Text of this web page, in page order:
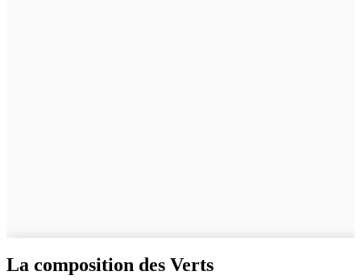
La composition des Verts